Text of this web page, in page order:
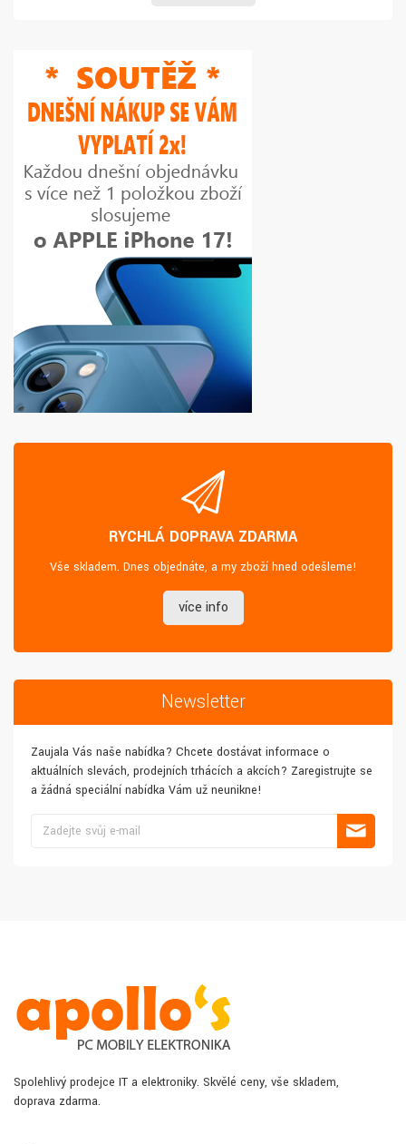
RYCHLÁ DOPRAVA ZDARMA
Vše skladem. Dnes objednáte, a my zboží hned odešleme!
více info
Newsletter
Zaujala Vás naše nabídka? Chcete dostávat informace o
aktuálních slevách, prodejních trhácích a akcích? Zaregistrujte se
a žádná speciální nabídka Vám už neunikne!
Spolehlivý prodejce IT a elektroniky. Skvělé ceny, vše skladem,
doprava zdarma.